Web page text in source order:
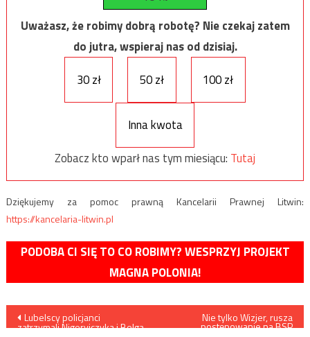
Uważasz, że robimy dobrą robotę? Nie czekaj zatem
do jutra, wspieraj nas od dzisiaj.
30 zł
50 zł 100 zł
Inna kwota
Zobacz kto wparł nas tym miesiącu: Tutaj
Dziękujemy za pomoc prawną Kancelarii Prawnej Litwin:
https://kancelaria-litwin.pl
PODOBA CI SIĘ TO CO ROBIMY? WESPRZYJ PROJEKT
MAGNA POLONIA!
Nawigacja
Lubelscy policjanci
zatrzymali Nigeryjczyka i Belga
Nie tylko Wizjer, rusza
postępowanie na BSP